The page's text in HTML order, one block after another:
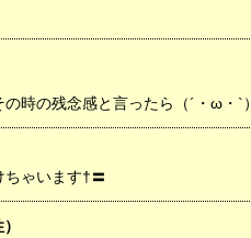
時の残念感と言ったら（´・ω・`）
ゃいます†〓